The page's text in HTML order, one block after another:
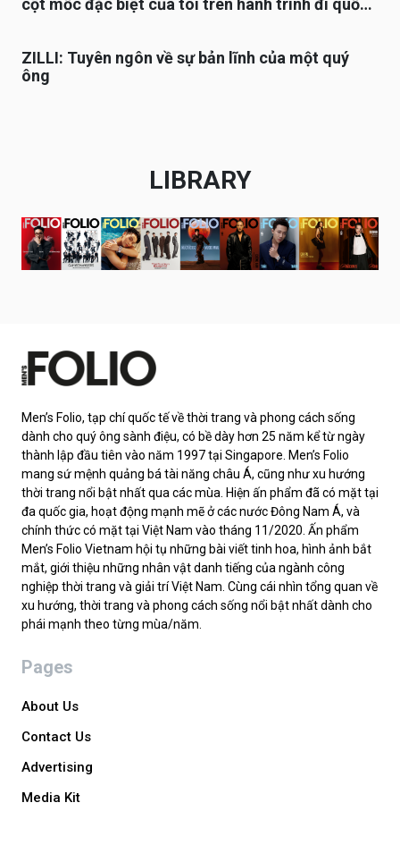
cột mốc đặc biệt của tôi trên hành trình đi quốc
ZILLI: Tuyên ngôn về sự bản lĩnh của một quý
ông
LIBRARY
Men’s Folio, tạp chí quốc tế về thời trang và phong cách sống
dành cho quý ông sành điệu, có bề dày hơn 25 năm kể từ ngày
thành lập đầu tiên vào năm 1997 tại Singapore. Men’s Folio
mang sứ mệnh quảng bá tài năng châu Á, cũng như xu hướng
thời trang nổi bật nhất qua các mùa. Hiện ấn phẩm đã có mặt tại
đa quốc gia, hoạt động mạnh mẽ ở các nước Đông Nam Á, và
chính thức có mặt tại Việt Nam vào tháng 11/2020. Ấn phẩm
Men’s Folio Vietnam hội tụ những bài viết tinh hoa, hình ảnh bắt
mắt, giới thiệu những nhân vật danh tiếng của ngành công
nghiệp thời trang và giải trí Việt Nam. Cùng cái nhìn tổng quan về
xu hướng, thời trang và phong cách sống nổi bật nhất dành cho
phái mạnh theo từng mùa/năm.
Pages
About Us
Contact Us
Advertising
Media Kit